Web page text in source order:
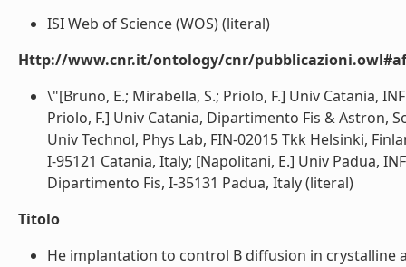
ISI Web of Science (WOS) (literal)
Http://www.cnr.it/ontology/cnr/
\"[Bruno, E.; Mirabella, S.; Priolo, F.] Univ Catania,
Priolo, F.] Univ Catania, Dipartimento Fis & Astron,
Univ Technol, Phys Lab, FIN-02015 Tkk Helsinki,
I-95121 Catania, Italy; [Napolitani, E.] Univ Padua,
Dipartimento Fis, I-35131 Padua, Italy (literal)
Titolo
He implantation to control B diffusion in crystalline